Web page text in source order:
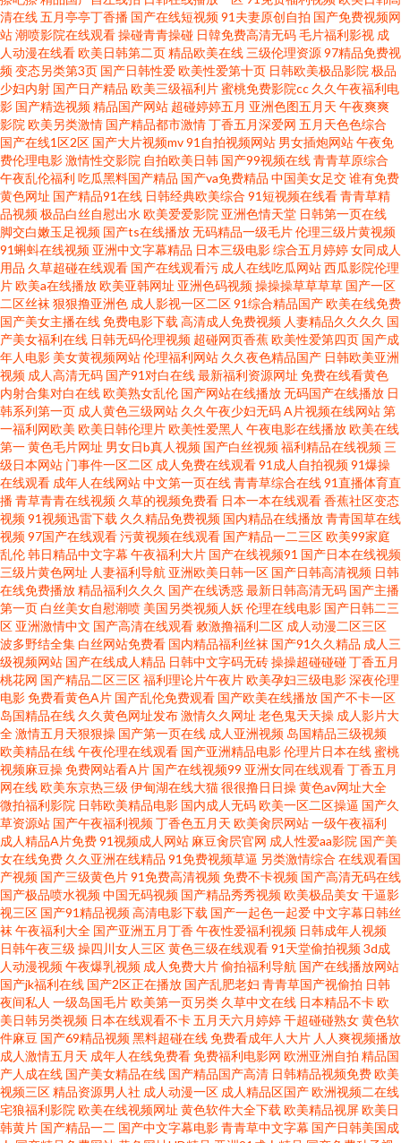
女爱看福利爽片网址 AV免费在线观看 福利社女同 免费看黄的网站 97人妻资
源站 51免费在线视频 精品无码成人无码 亚洲成人网天美 日韩国产亚洲欧美
福利社午夜影院 欧美老妇性交 屁屁影院在线进入 AV网在线 91插视频 老司机
在线久久 91九色丰满高潮巨乳 香蕉AV网址 精品国产欧美日韩 91n处女视频
午夜开放老司机福利 国产综合成人自拍传媒 日韩人人操人人爱 青青草免费视
频 深夜福利91 国产综合精品一区二区 午夜私人影院 天堂中文在线资源 国产
骚逼视频网站 日韩无码首页 日韩av链接 草莓视频黄APP下载 wwwwwwwww
久久一级二级 91在免费看 91网站 美女被操网站免费观看 91蝌蚪熟女 午夜男
女精品 国产日韩久久 人人操人人搞79 日韩熟女三级 豆花在线导航 日B久久
91亚洲精品干片天堂 91极品视频免费在线观看 久久九九99在线 91操啦 婷婷
天堂 黑丝袜女生自慰流白浆 婷婷久久激情网 性爱久久一区二区 精东91 91c
在线一 天天狠狠综合久久 国产精品日韩有码 麻豆免费在线精品第一页 欧美
在线免费福利 av不卡的电影播放 变态91 51福利视 丝袜自慰 国产亚州欧美有
码 中文字幕av电影网址 天美麻豆视频免费 国产精品电影福利 欧美国产精品
一区二区 亚洲国产韩国欧美在线 狼友天堂91欢 91网址免费在线观看 中文字
幕在线观 九一色色 91熟妇在线播放 在线成人三级福利网站 久久国产精品伊
人 91最新a片偷拍 www91成人视频 美女巨乳91 97人人人人 最新自拍视频 欧
美成人1区 91中文在线 333日本黄色A片欧美日CDQSaerJyHFh 欧美爱爱日
韩 AV在线看啊啊啊啊啊 单品搭配 男女黄色片 99最新机热视频 95人人撸人人
爱 久久综合狠狠综合 91看片破解版 91资源共享总站 蜜桃在线色视频 91水蜜
桃在线观看 在线免费毛片基地 九一免费网站 91处女n 午夜福利老湿机 国产中
文精品专区 91艹女 亚洲成人在线观看黄页 久草青AV 91看片片 亚洲欧美小说
欧美视频一二三区 日韩欧美搞黄精品 国产草莓视频片 欧美色色久久爱视频
探花电影 黄色上床视频 最新AV黑料电影网站 亚洲AV鲁丝 久久艹人人 91九色
高潮 亚洲欧美日韩入口 九一传媒公司制作网站 91网网战 99在线视频操逼 男
清在线五月亭亭丁香播 国产在线短视频91夫妻原创自拍 国产免费视频网
站潮喷影院在线观看操碰青青操碰 日韓免费高清无码毛片福利影视 成
人动漫在线看欧美日韩第二页精品欧美在线 三级伦理资源97精品免费视
频变态另类第3页 国产日韩性爱欧美性爱第十页 日韩欧美极品影院 极品
少妇内射 国产日产精品 欧美三级福利片蜜桃免费影院cc 久久午夜福利电
影 国产精选视频精品国产网站 超碰婷婷五月 亚洲色图五月天 午夜爽爽
影院 欧美另类激情 国产精品都市激情丁香五月深爱网 五月天色色综合
国产在线1区2区 国产大片视频mv91自拍视频网站 男女插炮网站午夜免
费伦理电影激情性交影院 自拍欧美日韩 国产99视频在线青青草原综合
午夜乱伦福利 吃瓜黑料国产精品 国产va免费精品 中国美女足交谁有免费
黄色网址 国产精品91在线 日韩经典欧美综合 91短视频在线看青青草精
品视频极品白丝自慰出水 欧美爱爱影院 亚洲色情天堂 日韩第一页在线
脚交白嫩玉足视频 国产ts在线播放无码精品一级毛片伦理三级片黄视频
91蝌蚪在线视频 亚洲中文字幕精品 日本三级电影综合五月婷婷女同成人
用品 久草超碰在线观看 国产在线观看污 成人在线吃瓜网站西瓜影院伦理
片欧美a在线播放欧美亚韩网址 亚洲色码视频操操操草草草草 国产一区
二区丝袜 狠狠撸亚洲色 成人影视一区二区91综合精品国产欧美在线免费
国产美女主播在线免费电影下载 高清成人免费视频 人妻精品久久久久 国
产美女福利在线 日韩无码伦理视频 超碰网页香蕉欧美性爱第四页 国产成
年人电影 美女黄视频网站伦理福利网站 久久夜色精品国产 日韩欧美亚洲
视频 成人高清无码 国产91对白在线最新福利资源网址 免费在线看黄色
内射合集对白在线欧美熟女乱伦 国产网站在线播放无码国产在线播放 日
韩系列第一页 成人黄色三级网站 久久午夜少妇无码A片视频在线网站第
一福利网欧美 欧美日韩伦理片欧美性爱黑人 午夜电影在线播放欧美在线
第一黄色毛片网址 男女日b真人视频 国产白丝视频福利精品在线视频 三
级日本网站 门事件一区二区 成人免费在线观看91成人自拍视频91爆操
在线观看 成年人在线网站中文第一页在线青青草综合在线91直播体育直
播青草青青在线视频 久草的视频免费看 日本一本在线观看香蕉社区变态
视频91视频迅雷下载 久久精品免费视频 国内精品在线播放青青国草在线
视频97国产在线观看污黄视频在线观看 国产精品一二三区欧美99家庭
乱伦韩日精品中文字幕 午夜福利大片 国产在线视频91 国产日本在线视频
三级片黄色网址 人妻福利导航 亚洲欧美日韩一区 国产日韩高清视频 日韩
在线免费播放精品福利久久久 国产在线诱惑最新日韩高清无码 国产主播
第一页 白丝美女自慰潮喷 美国另类视频人妖 伦理在线电影 国产日韩二三
区 亚洲激情中文 国产高清在线观看 敕激撸福利二区 成人动漫二区三区
波多野结全集 白丝网站免费看 国内精品福利丝袜 国产91久久精品 成人三
级视频网站 国产在线成人精品 日韩中文字码无砖操操超碰碰碰丁香五月
桃花网 国产精品二区三区福利理论片午夜片欧美孕妇三级电影深夜伦理
电影免费看黄色A片 国产乱伦免费观看 国产欧美在线播放 国产不卡一区
岛国精品在线 久久黄色网址发布激情久久网址 老色鬼天天操 成人影片大
全激情五月天狠狠操 国产第一页在线 成人亚洲视频 岛国精品三级视频
欧美精品在线午夜伦理在线观看 国产亚洲精品电影伦理片日本在线蜜桃
视频麻豆操免费网站看A片 国产在线视频99 亚洲女同在线观看丁香五月
网在线欧美东京热三级 伊甸湖在线大猫很很撸日日操黄色av网址大全
微拍福利影院 日韩欧美精品电影 国内成人无码欧美一区二区操逼 国产久
草资源站 国产午夜福利视频丁香色五月天 欧美肏屄网站一级午夜福利
成人精品A片免费91视频成人网站 麻豆肏屄官网 成人性爱aa影院 国产美
女在线免费 久久亚洲在线精品 91免费视频草逼 另类激情综合 在线观看国
产视频 国产三级黄色片91免费高清视频免费不卡视频 国产高清无码在线
国产极品喷水视频中国无码视频 国产精品秀秀视频欧美极品美女干逼影
视三区 国产91精品视频高清电影下载 国产一起色一起爱中文字幕日韩丝
袜 午夜福利大全 国产亚洲五月丁香午夜性爱福利视频 日韩成年人视频
日韩午夜三级 操四川女人三区黄色三级在线观看91天堂偷拍视频3d成
人动漫视频午夜爆乳视频 成人免费大片偷拍福利导航 国产在线播放网站
国产jk福利在线 国产2区正在播放 国产乱肥老妇 青青草国产视偷拍 日韩
夜间私人 一级岛国毛片欧美第一页另类 久草中文在线 日本精品不卡欧
美日韩另类视频 日本在线观看不卡五月天六月婷婷干超碰碰熟女黄色软
件麻豆 国产69精品视频黑料超碰在线免费看成年人大片 人人爽视频播放
成人激情五月天 成年人在线免费看免费福利电影网 欧洲亚洲自拍 精品国
产人成在线 国产美女精品在线 国产精品国产高清 日韩精品视频免费欧美
视频三区精品资源男人社 成人动漫一区 成人精品区国产欧洲视频二在线
宅狼福利影院 欧美在线视频网址 黄色软件大全下载 欧美精品视屏欧美日
韩黄片 国产精品一二 国产中文字幕电影青青草中文字幕 国产日韩美国成